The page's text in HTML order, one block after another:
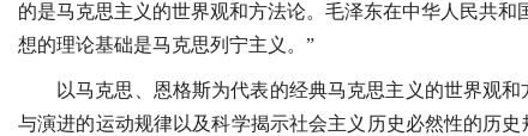
的是马克思主义的世界观和方法论。毛泽东在中华人民共
想的理论基础是马克思列宁主义。”
以马克思、恩格斯为代表的经典马克思主义的世界观
与演进的运动规律以及科学揭示社会主义历史必然性的历